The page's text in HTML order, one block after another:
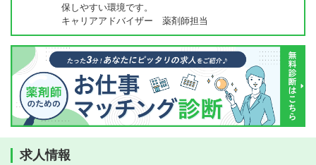
保しやすい環境です。
キャリアアドバイザー 薬剤師担当
求人情報